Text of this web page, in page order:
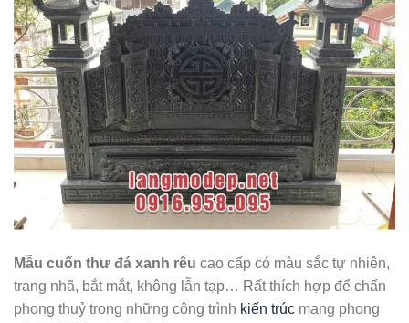
Mẫu cuốn thư đá xanh rêu cao cấp có màu sắc tự nhiên,
trang nhã, bắt mắt, không lẫn tạp… Rất thích hợp để chấn
phong thuỷ trong những công trình kiến trúc mang phong